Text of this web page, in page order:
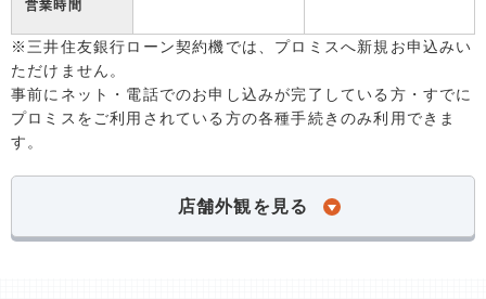
営業時間
※三井住友銀行ローン契約機では、プロミスへ新規お申込みい
ただけません。
事前にネット・電話でのお申し込みが完了している方・すでに
プロミスをご利用されている方の各種手続きのみ利用できま
す。
店舗外観を見る